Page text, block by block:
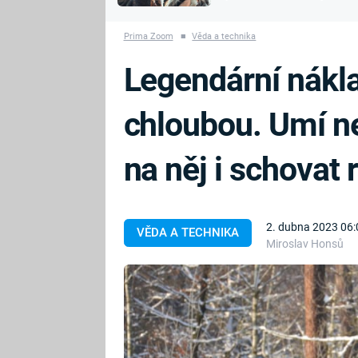
PRVNÍ SVĚTOVÁ
NAPOLEON
BRITSKÁ
RODINA
Prima Zoom ■ Věda a technika
VĚDA A TECHNIKA
2. dubna 2023
Miroslav Honsů
Legendární
chloubou. Umí
na něj i schovat